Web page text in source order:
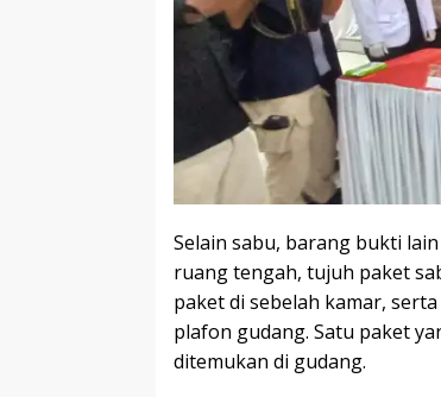
Selain sabu, barang bukti
ruang tengah, tujuh paket
paket di sebelah kamar,
plafon gudang. Satu paket
ditemukan di gudang.